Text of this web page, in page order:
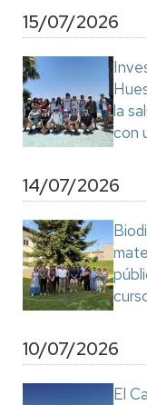
15/07/2026
la
con
14/07/2026
10/07/2026
El